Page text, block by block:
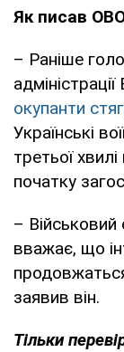
Як писав
– Раніше
окупанти
Українські
третьої
початку
–
вважає, що
заявив він.
Тільки